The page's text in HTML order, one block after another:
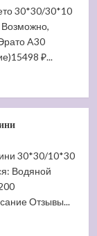
30*30/30*10
A30
₽...
30*30/10*30
Водяной
Отзывы...